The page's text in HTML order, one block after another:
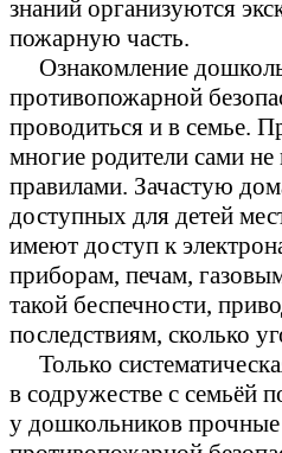
знаний организуются
пожарную часть.
Ознакомление
противопожарной
проводиться и в семье.
многие родители сами не
правилами. Зачастую
доступных для детей
имеют доступ к
приборам, печам,
такой беспечности,
последствиям, сколько
Только
в содружестве с семьёй
у дошкольников прочные